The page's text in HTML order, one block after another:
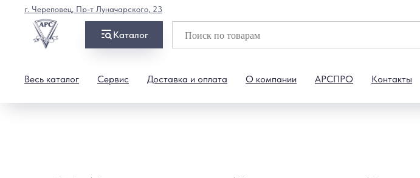
Каталог
Весь каталог Сервис Доставка и оплата О компании АРСПРО Контакты
г. Череповец, Пр-т Луначарского, 23